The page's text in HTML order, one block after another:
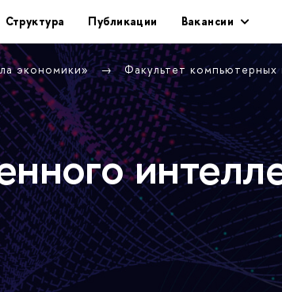
Структура Публикации Вакансии
экономики»
Факультет компьютерных